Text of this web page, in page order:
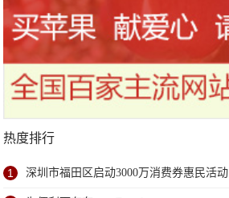
热度排行
1 深圳市福田区启动3000万消费券惠民活动